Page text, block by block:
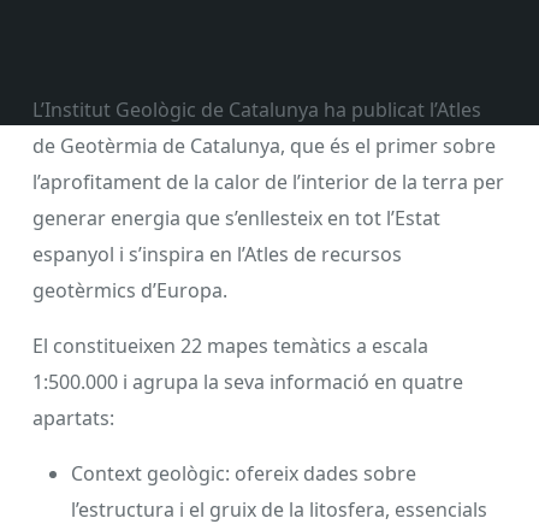
L’Institut Geològic de Catalunya ha publicat l’Atles
de Geotèrmia de Catalunya, que és el primer sobre
l’aprofitament de la calor de l’interior de la terra per
generar energia que s’enllesteix en tot l’Estat
espanyol i s’inspira en l’Atles de recursos
geotèrmics d’Europa.
El constitueixen 22 mapes temàtics a escala
1:500.000 i agrupa la seva informació en quatre
apartats:
Context geològic: ofereix dades sobre
l’estructura i el gruix de la litosfera, essencials